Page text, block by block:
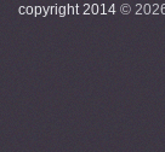
copyright 2014 ©